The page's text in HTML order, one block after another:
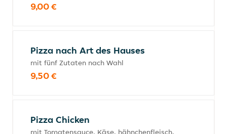
9,00 €
Pizza nach Art des Hauses
mit fünf Zutaten nach Wahl
9,50 €
Pizza Chicken
mit Tomatensauce, Käse, hähnchenfleisch,